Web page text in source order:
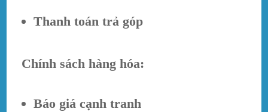
Thanh toán trả góp
Chính sách hàng hóa:
Báo giá cạnh tranh